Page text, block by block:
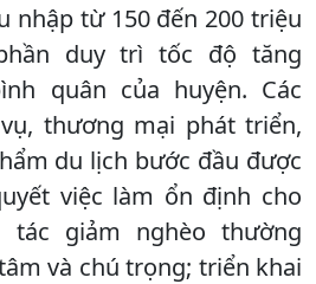
nhập từ 150 đến 200 triệu
duy trì tốc độ tăng
quân của huyện. Các
thương mại phát triển,
du lịch bước đầu được
việc làm ổn định cho
tác giảm nghèo thường
và chú trọng; triển khai